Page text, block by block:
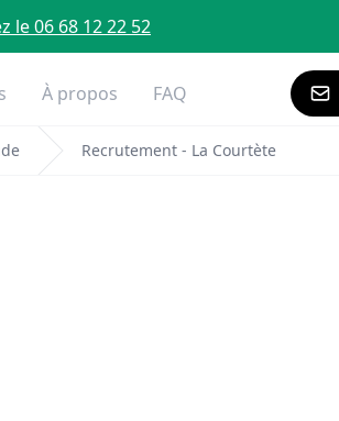
le 06 68 12 22 52
À propos FAQ
Recrutement - La Courtète